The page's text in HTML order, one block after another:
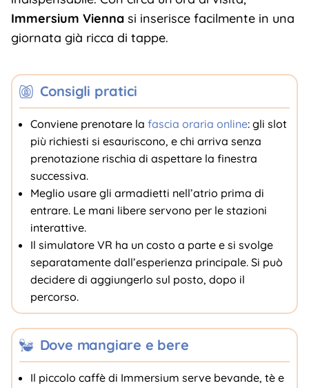
Immersium Viennasi inserisce facilmente in una
giornata già ricca di tappe.
Consigli pratici
Conviene prenotare la fascia oraria online: gli slot
più richiesti si esauriscono, e chi arriva senza
prenotazione rischia di aspettare la finestra
successiva.
Meglio usare gli armadietti nell’atrio prima di
entrare. Le mani libere servono per le stazioni
interattive.
Il simulatore VR ha un costo a parte e si svolge
separatamente dall’esperienza principale. Si può
decidere di aggiungerlo sul posto, dopo il
percorso.
Dove mangiare e bere
Il piccolo caffè di Immersium serve bevande, tè e